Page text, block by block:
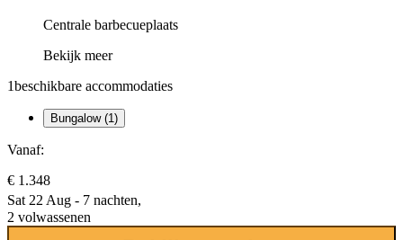
Centrale barbecueplaats
Bekijk meer
1beschikbare accommodaties
Bungalow (1)
Vanaf:
€ 1.348
Sat 22 Aug - 7 nachten,
2 volwassenen